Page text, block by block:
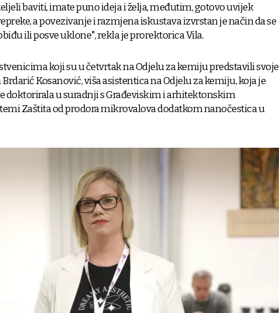
baviti, imate puno ideja i želja, međutim, gotovo uvijek
a povezivanje i razmjena iskustava izvrstan je način da se
ili posve uklone", rekla je prorektorica Vila.
koji su u četvrtak na Odjelu za kemiju predstavili svoje
Brdarić Kosanović, viša asistentica na Odjelu za kemiju, koja je
doktorirala u suradnji s Građeviskim i arhitektonskim
Zaštita od prodora mikrovalova dodatkom nanočestica u